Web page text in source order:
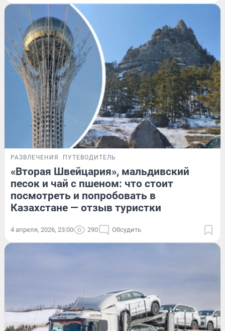
РАЗВЛЕЧЕНИЯ ПУТЕВОДИТЕЛЬ
«Вторая Швейцария», мальдивский
песок и чай с пшеном: что стоит
посмотреть и попробовать в
Казахстане — отзыв туристки
4 апреля, 2026, 23:00 290 Обсудить